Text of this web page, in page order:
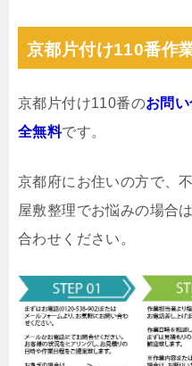
京都片付け110番作
京都片付け110番のお問
全無料です。
京都府にお住いの方で、
屋敷整理でお悩みの場合
合わせください。